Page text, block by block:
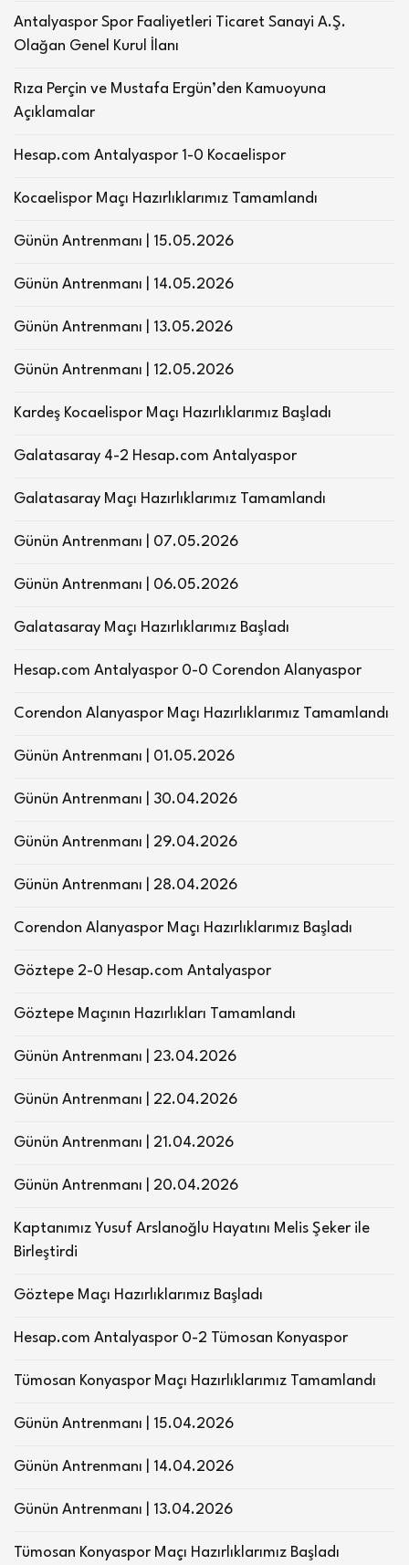
Antalyaspor Spor Faaliyetleri Ticaret Sanayi A.Ş.
Olağan Genel Kurul İlanı
Rıza Perçin ve Mustafa Ergün’den Kamuoyuna
Açıklamalar
Hesap.com Antalyaspor 1-0 Kocaelispor
Kocaelispor Maçı Hazırlıklarımız Tamamlandı
Günün Antrenmanı | 15.05.2026
Günün Antrenmanı | 14.05.2026
Günün Antrenmanı | 13.05.2026
Günün Antrenmanı | 12.05.2026
Kardeş Kocaelispor Maçı Hazırlıklarımız Başladı
Galatasaray 4-2 Hesap.com Antalyaspor
Galatasaray Maçı Hazırlıklarımız Tamamlandı
Günün Antrenmanı | 07.05.2026
Günün Antrenmanı | 06.05.2026
Galatasaray Maçı Hazırlıklarımız Başladı
Hesap.com Antalyaspor 0-0 Corendon Alanyaspor
Corendon Alanyaspor Maçı Hazırlıklarımız Tamamlandı
Günün Antrenmanı | 01.05.2026
Günün Antrenmanı | 30.04.2026
Günün Antrenmanı | 29.04.2026
Günün Antrenmanı | 28.04.2026
Corendon Alanyaspor Maçı Hazırlıklarımız Başladı
Göztepe 2-0 Hesap.com Antalyaspor
Göztepe Maçının Hazırlıkları Tamamlandı
Günün Antrenmanı | 23.04.2026
Günün Antrenmanı | 22.04.2026
Günün Antrenmanı | 21.04.2026
Günün Antrenmanı | 20.04.2026
Kaptanımız Yusuf Arslanoğlu Hayatını Melis Şeker ile
Birleştirdi
Göztepe Maçı Hazırlıklarımız Başladı
Hesap.com Antalyaspor 0-2 Tümosan Konyaspor
Tümosan Konyaspor Maçı Hazırlıklarımız Tamamlandı
Günün Antrenmanı | 15.04.2026
Günün Antrenmanı | 14.04.2026
Günün Antrenmanı | 13.04.2026
Tümosan Konyaspor Maçı Hazırlıklarımız Başladı